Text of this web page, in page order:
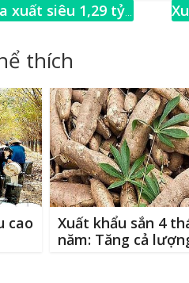
p
Li
n
k
ss
n
g
e
r
it
r
ai ar
xuất siêu 1,29 tỷ
thích
cao
Xuất khẩu sắn 4
năm: Tăng cả